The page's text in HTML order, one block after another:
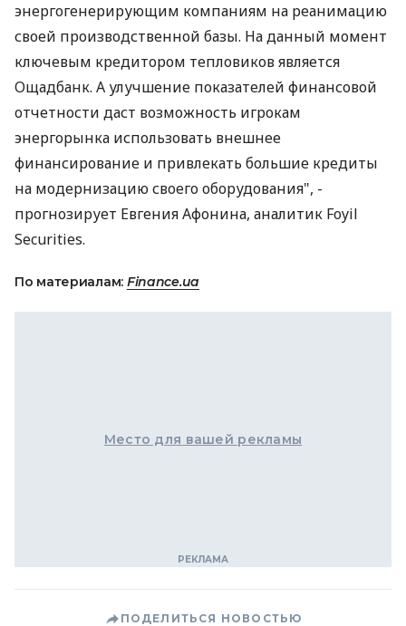
энергогенерирующим компаниям на реанимацию
своей производственной базы. На данный момент
ключевым кредитором тепловиков является
Ощадбанк. А улучшение показателей финансовой
отчетности даст возможность игрокам
энергорынка использовать внешнее
финансирование и привлекать большие кредиты
на модернизацию своего оборудования", -
прогнозирует Евгения Афонина, аналитик Foyil
Securities.
По материалам: Finance.ua
Место для вашей рекламы
ПОДЕЛИТЬСЯ НОВОСТЬЮ